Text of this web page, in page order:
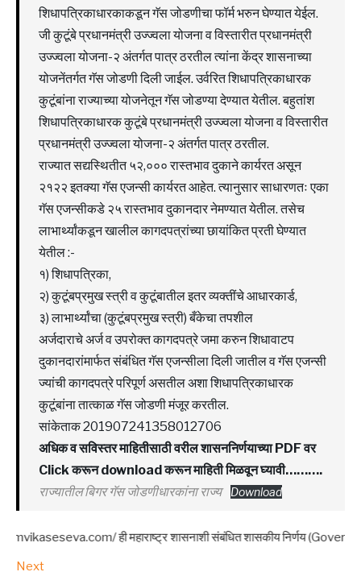
शिधापत्रिकाधारकाकडून गॅस जोडणीचा फॉर्म भरुन घेण्यात येईल.
जी कुटूंबे प्रधानमंत्री उज्ज्वला योजना व विस्तारीत प्रधानमंत्री
उज्ज्वला योजना-२ अंतर्गत पात्र ठरतील त्यांना केंद्र शासनाच्या
योजनेंतर्गत गॅस जोडणी दिली जाईल. उर्वरित शिधापत्रिकाधारक
कुटूंबांना राज्याच्या योजनेतून गॅस जोडण्या देण्यात येतील. बहुतांश
शिधापत्रिकाधारक कुटूंबे प्रधानमंत्री उज्ज्वला योजना व विस्तारीत
प्रधानमंत्री उज्ज्वला योजना-२ अंतर्गत पात्र ठरतील.
राज्यात सद्यस्थितीत ५२,००० रास्तभाव दुकाने कार्यरत असून
२१२२ इतक्या गॅस एजन्सी कार्यरत आहेत. त्यानुसार साधारणतः एका
गॅस एजन्सीकडे २५ रास्तभाव दुकानदार नेमण्यात येतील. तसेच
लाभार्थ्यांकडून खालील कागदपत्रांच्या छायांकित प्रती घेण्यात
येतील :-
१) शिधापत्रिका,
२) कुटूंबप्रमुख स्त्री व कुटूंबातील इतर व्यक्तींचे आधारकार्ड,
३) लाभार्थ्यांचा (कुटूंबप्रमुख स्त्री) बँकेचा तपशील
अर्जदाराचे अर्ज व उपरोक्त कागदपत्रे जमा करुन शिधावाटप
दुकानदारांमार्फत संबंधित गॅस एजन्सीला दिली जातील व गॅस एजन्सी
ज्यांची कागदपत्रे परिपूर्ण असतील अशा शिधापत्रिकाधारक
कुटूंबांना तात्काळ गॅस जोडणी मंजूर करतील.
सांकेताक 201907241358012706
अधिक व सविस्तर माहितीसाठी वरील शासननिर्णयाच्या PDF वर
Click करून download करून माहिती मिळवून घ्यावी……….
राज्यातील बिगर गॅस जोडणीधारकांना राज्य
Download
ही महाराष्ट्र शासनाशी संबंधित शासकीय निर्णय (Government
Next